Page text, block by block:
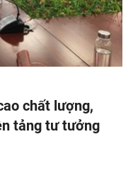
chất lượng,
tảng tư tưởng